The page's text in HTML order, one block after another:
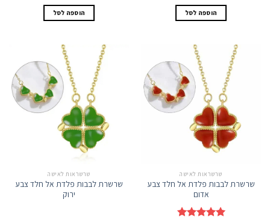
היה:
₪199.00.
הוספה לסל היה:
₪199.00.
הוספה לסל
שרשראות לאישה
שרשרת לבבות פלדת אל חלד צבע
אדום
שרשראות לאישה
שרשרת לבבות פלדת אל חלד צבע
ירוק